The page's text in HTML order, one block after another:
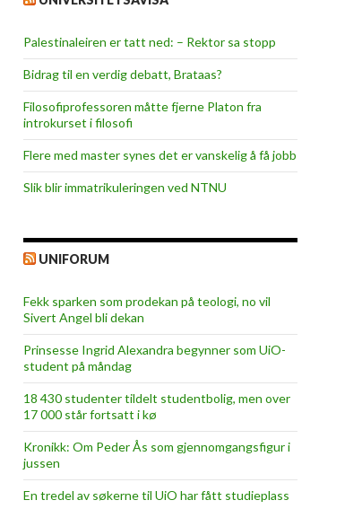
Palestinaleiren er tatt ned: – Rektor sa stopp
Bidrag til en verdig debatt, Brataas?
Filosofiprofessoren måtte fjerne Platon fra
introkurset i filosofi
Flere med master synes det er vanskelig å få jobb
Slik blir immatrikuleringen ved NTNU
UNIFORUM
Fekk sparken som prodekan på teologi, no vil
Sivert Angel bli dekan
Prinsesse Ingrid Alexandra begynner som UiO-
student på måndag
18 430 studenter tildelt studentbolig, men over
17 000 står fortsatt i kø
Kronikk: Om Peder Ås som gjennomgangsfigur i
jussen
En tredel av søkerne til UiO har fått studieplass